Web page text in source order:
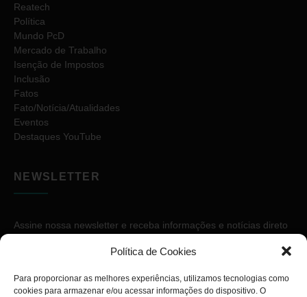
Política de Cookies
Para proporcionar as melhores experiências, utilizamos tecnologias como
cookies para armazenar e/ou acessar informações do dispositivo. O
Reatech
Política
Mundo PcD
Mercado de Trabalho
Isenção de Impostos
Inclusão
Fatos
Fato/Notícia/Atualidades
Eventos
Destaques YouTube
NEWSLETTER
Assine nossa newsletter e receba informações e notícias direto